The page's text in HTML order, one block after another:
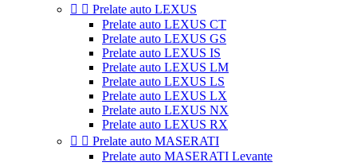
  Prelate auto LEXUS
Prelate auto LEXUS CT
Prelate auto LEXUS GS
Prelate auto LEXUS IS
Prelate auto LEXUS LM
Prelate auto LEXUS LS
Prelate auto LEXUS LX
Prelate auto LEXUS NX
Prelate auto LEXUS RX
  Prelate auto MASERATI
Prelate auto MASERATI Levante